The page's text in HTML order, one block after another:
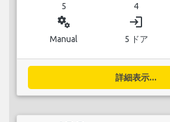
5 4
miscellaneous_services
Manual
login
5 ドア
詳細表示...